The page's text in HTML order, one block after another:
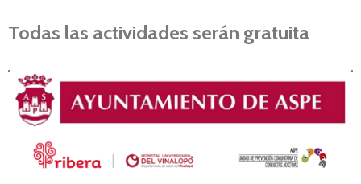
Todas las actividades serán gratuita